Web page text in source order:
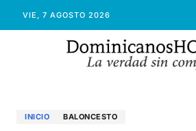
VIE, 7 AGOSTO 2026
INICIO BALONCESTO